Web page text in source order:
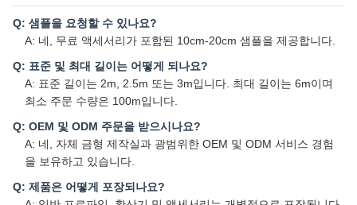
Q: 샘플을 요청할 수 있나요?
A: 네, 무료 액세서리가 포함된 10cm-20cm 샘플을 제공합니다.
Q: 표준 및 최대 길이는 어떻게 되나요?
A: 표준 길이는 2m, 2.5m 또는 3m입니다. 최대 길이는 6m이며
최소 주문 수량은 100m입니다.
Q: OEM 및 ODM 주문을 받으시나요?
A: 네, 자체 금형 제작실과 광범위한 OEM 및 ODM 서비스 경험
을 보유하고 있습니다.
Q: 제품은 어떻게 포장되나요?